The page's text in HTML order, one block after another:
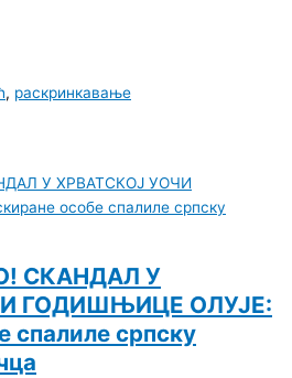
, раскринкавање
СКАНДАЛ У
ГОДИШЊИЦЕ ОЛУЈЕ:
спалиле српску